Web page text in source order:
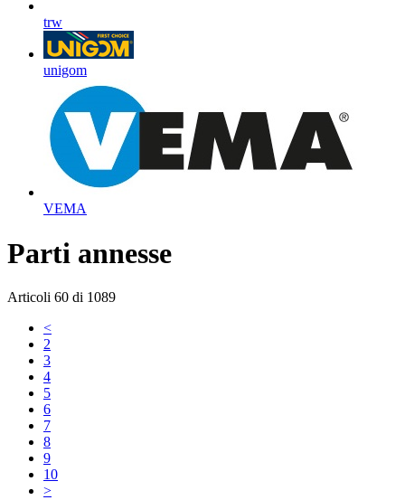
trw
unigom
VEMA
Parti annesse
Articoli 60 di 1089
<
2
3
4
5
6
7
8
9
10
>